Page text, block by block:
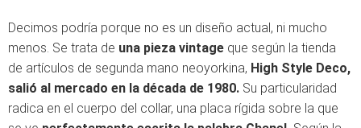
Decimos podría porque no es un diseño actual, ni mucho
menos. Se trata de una pieza vintage que según la tienda
de artículos de segunda mano neoyorkina, High Style Deco,
salió al mercado en la década de 1980. Su particularidad
radica en el cuerpo del collar, una placa rígida sobre la que